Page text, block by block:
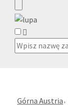
Górna Austria